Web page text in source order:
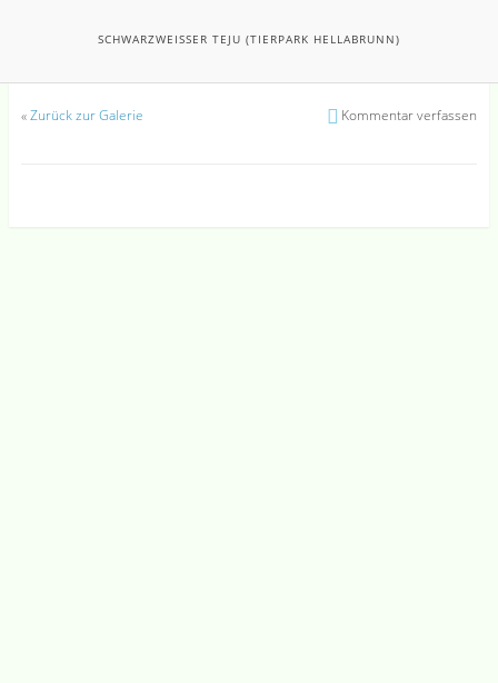
SCHWARZWEISSER TEJU (TIERPARK HELLABRUNN)
«Zurück zur Galerie Kommentar verfassen